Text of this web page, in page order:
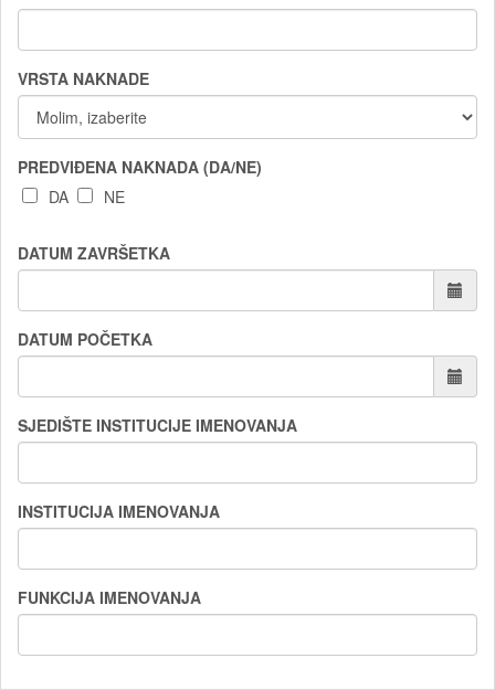
VRSTA NAKNADE
PREDVIĐENA NAKNADA (DA/NE)
DA
NE
DATUM ZAVRŠETKA
DATUM POČETKA
SJEDIŠTE INSTITUCIJE IMENOVANJA
INSTITUCIJA IMENOVANJA
FUNKCIJA IMENOVANJA